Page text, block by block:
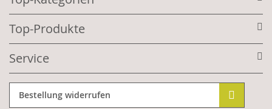
Top-Produkte
Service
Bestellung widerrufen